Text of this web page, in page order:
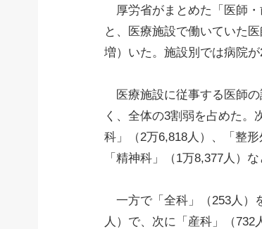
厚労省がまとめた「医師・
と、医療施設で働いていた
増）いた。施設別では病院が
医療施設に従事する医師の
く、全体の3割弱を占めた。
科」（2万6,818人）、「整
「精神科」（1万8,377人）
一方で「全科」（253人）
人）で、次に「産科」（732